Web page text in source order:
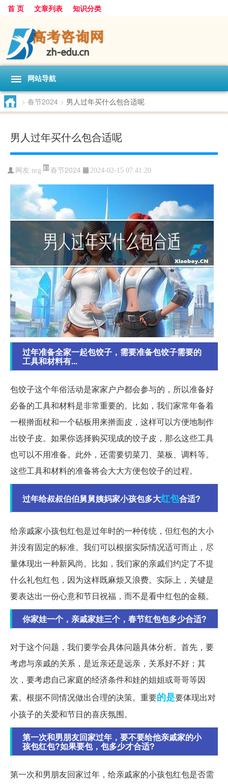
首 页 文章列表 知识分类
网站导航
> 春节2024 > 男人过年买什么包合适呢
男人过年买什么包合适呢
网友:nrg 春节2024 2024-02-15 07:41:20
过年准备全家一起包饺子，需要准备包饺子需要的
工具和材料有...
包饺子这个年俗活动是家家户户都会参与的，所以准备好
必备的工具和材料是非常重要的。比如，我们家常年备着
一根擀面杖和一个砧板用来擀面皮，这样可以方便地制作
出饺子皮。如果你选择购买现成的饺子皮，那么这些工具
也可以不用准备。此外，还需要切菜刀、菜板、调料等。
这些工具和材料的准备将会大大方便包饺子的过程。
过年给叔叔伯伯舅舅姨妈家小孩包多大红包合适?
给亲戚家小孩包红包是过年时的一种传统，但红包的大小
并没有固定的标准。我们可以根据实际情况适可而止，尽
量体现出一种新风尚。比如，我们家的亲戚们约定了不提
什么礼包红包，因为这样既麻烦又浪费。实际上，关键是
要表达出一份心意和节日祝福，而不是看中红包的金额。
你家娃一个，亲戚家娃三个，春节红包包多少合适?
对于这个问题，我们要学会具体问题具体分析。首先，要
考虑与亲戚的关系，是近亲还是远亲，关系好不好；其
次，要考虑自己家庭的经济条件和娃的姐姐或哥哥等因
素。根据不同情况做出合理的决策。重要的是要体现出对
小孩子的关爱和节日的喜庆氛围。
第一次和男朋友回家过年，要不要给他亲戚家的小
孩包红包?如果要包，包多少才合适?
第一次和男朋友回家过年，给亲戚家的小孩包红包是否需